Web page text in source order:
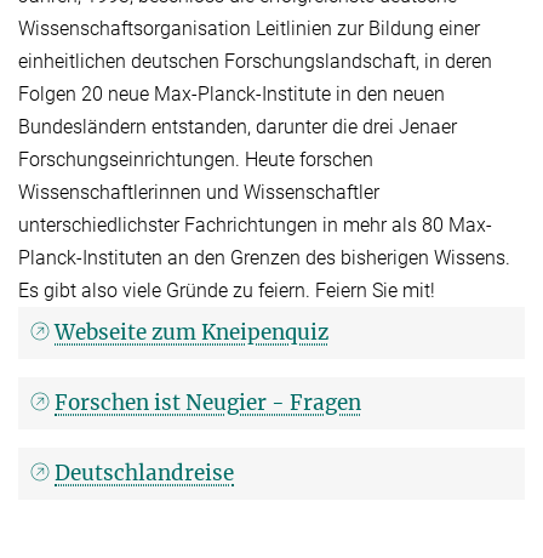
Wissenschaftsorganisation Leitlinien zur Bildung einer
einheitlichen deutschen Forschungslandschaft, in deren
Folgen 20 neue Max-Planck-Institute in den neuen
Bundesländern entstanden, darunter die drei Jenaer
Forschungseinrichtungen. Heute forschen
Wissenschaftlerinnen und Wissenschaftler
unterschiedlichster Fachrichtungen in mehr als 80 Max-
Planck-Instituten an den Grenzen des bisherigen Wissens.
Es gibt also viele Gründe zu feiern. Feiern Sie mit!
Webseite zum Kneipenquiz
Forschen ist Neugier - Fragen
Deutschlandreise